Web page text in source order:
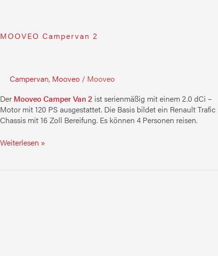
MOOVEO Campervan 2
Campervan, Mooveo / Mooveo
Der Mooveo Camper Van 2 ist serienmäßig mit einem 2.0 dCi –
Motor mit 120 PS ausgestattet. Die Basis bildet ein Renault Trafic
Chassis mit 16 Zoll Bereifung. Es können 4 Personen reisen.
Weiterlesen »